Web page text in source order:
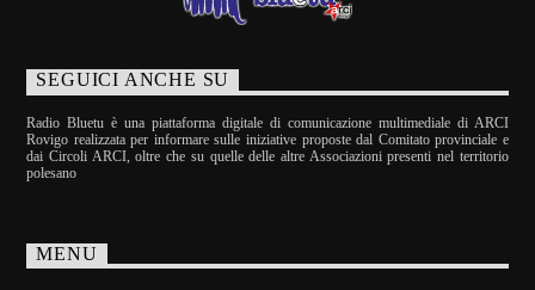
SEGUICI ANCHE SU
Radio Bluetu è una piattaforma digitale di comunicazione multimediale di ARCI
Rovigo realizzata per informare sulle iniziative proposte dal Comitato provinciale e
dai Circoli ARCI, oltre che su quelle delle altre Associazioni presenti nel territorio
polesano
MENU